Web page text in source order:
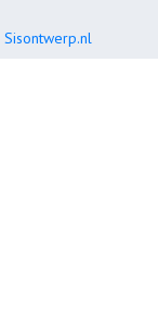
Sisontwerp.nl